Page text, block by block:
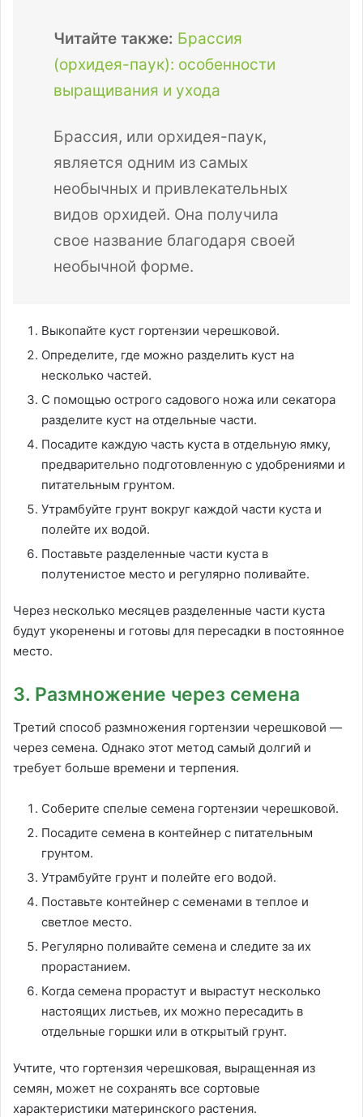
Читайте также: Брассия
(орхидея-паук): особенности
выращивания и ухода
Брассия, или орхидея-паук,
является одним из самых
необычных и привлекательных
видов орхидей. Она получила
свое название благодаря своей
необычной форме.
Выкопайте куст гортензии черешковой.
Определите, где можно разделить куст на
несколько частей.
С помощью острого садового ножа или секатора
разделите куст на отдельные части.
Посадите каждую часть куста в отдельную ямку,
предварительно подготовленную с удобрениями и
питательным грунтом.
Утрамбуйте грунт вокруг каждой части куста и
полейте их водой.
Поставьте разделенные части куста в
полутенистое место и регулярно поливайте.
Через несколько месяцев разделенные части куста
будут укоренены и готовы для пересадки в постоянное
место.
3. Размножение через семена
Третий способ размножения гортензии черешковой —
через семена. Однако этот метод самый долгий и
требует больше времени и терпения.
Соберите спелые семена гортензии черешковой.
Посадите семена в контейнер с питательным
грунтом.
Утрамбуйте грунт и полейте его водой.
Поставьте контейнер с семенами в теплое и
светлое место.
Регулярно поливайте семена и следите за их
прорастанием.
Когда семена прорастут и вырастут несколько
настоящих листьев, их можно пересадить в
отдельные горшки или в открытый грунт.
Учтите, что гортензия черешковая, выращенная из
семян, может не сохранять все сортовые
характеристики материнского растения.